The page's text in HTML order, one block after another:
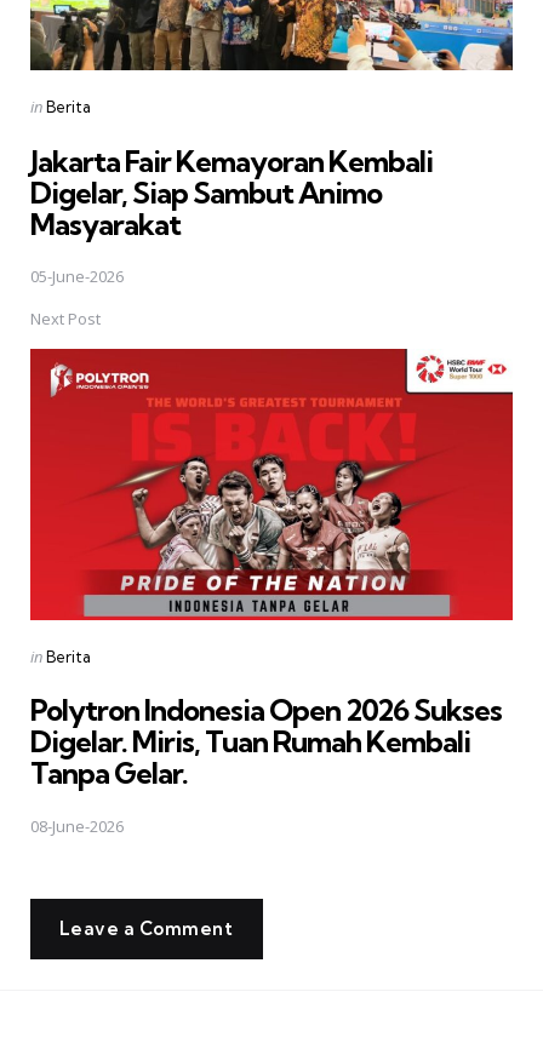
Posted
inBerita
Jakarta Fair Kemayoran Kembali
Digelar, Siap Sambut Animo
Masyarakat
05-June-2026
Next Post
Posted
inBerita
Polytron Indonesia Open 2026 Sukses
Digelar. Miris, Tuan Rumah Kembali
Tanpa Gelar.
08-June-2026
Leave a Comment